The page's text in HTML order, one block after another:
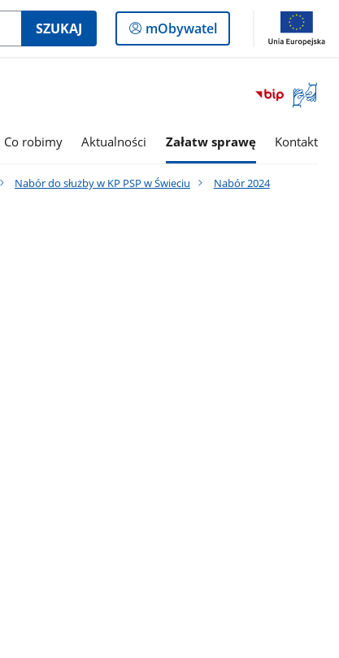
SZUKAJ
Logowanie
do
mObywatel
Otwórz
okno
Co robimy Aktualności Załatw sprawę Kontakt
Nabór do służby w KP PSP w Świeciu
Nabór 2024